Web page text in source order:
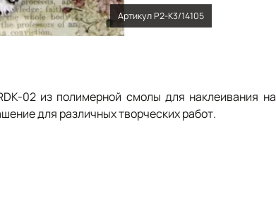
Артикул Р2-К3/14105
02 из полимерной смолы для наклеивания на
для различных творческих работ.